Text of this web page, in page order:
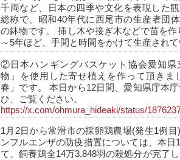
千両など、日本の四季や文化を表現した
総称で、昭和40年代に西尾市の生産者団
の鉢物です。 挿し木や接ぎ木などで苗を
～5年ほど、手間と時間をかけて生産され
②日本ハンギングバスケット協会愛知県
物」を使用した寄せ植えを作って頂きま
春」です。 本日から12日間、愛知県庁本
ひ、ご覧ください。
https://x.com/ohmura_hideaki/status/
1月2日から常滑市の採卵鶏農場(発生1例
ンフルエンザの防疫措置については、本日
て、飼養鶏全14万3,848羽の殺処分が完了